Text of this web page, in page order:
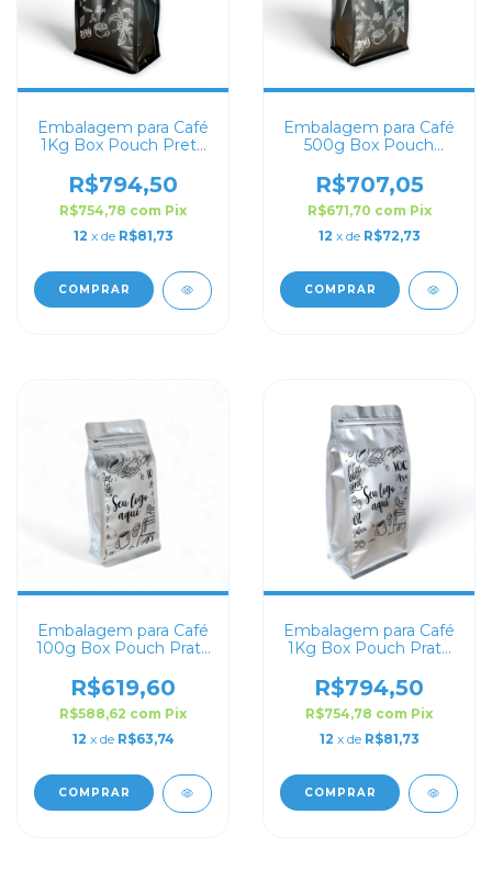
Embalagem para Café
1Kg Box Pouch Preto
R$794,50
R$754,78 com Pix
12 x de R$81,73
COMPRAR
Embalagem para Café
500g Box Pouch
Personalizada
R$707,05
R$671,70 com Pix
12 x de R$72,73
COMPRAR
Embalagem para Café
100g Box Pouch Prata
R$619,60
R$588,62 com Pix
12 x de R$63,74
COMPRAR
Embalagem para Café
1Kg Box Pouch Prata
R$794,50
R$754,78 com Pix
12 x de R$81,73
COMPRAR